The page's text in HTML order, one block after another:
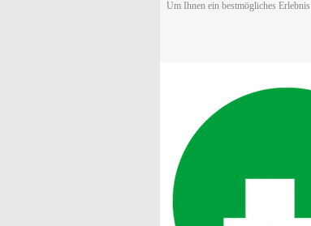
Um Ihnen ein bestmögliches